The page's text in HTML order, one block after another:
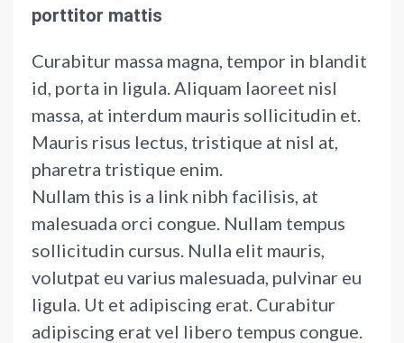
porttitor mattis
Curabitur massa magna, tempor in blandit
id, porta in ligula. Aliquam laoreet nisl
massa, at interdum mauris sollicitudin et.
Mauris risus lectus, tristique at nisl at,
pharetra tristique enim.
Nullam this is a link nibh facilisis, at
malesuada orci congue. Nullam tempus
sollicitudin cursus. Nulla elit mauris,
volutpat eu varius malesuada, pulvinar eu
ligula. Ut et adipiscing erat. Curabitur
adipiscing erat vel libero tempus congue.